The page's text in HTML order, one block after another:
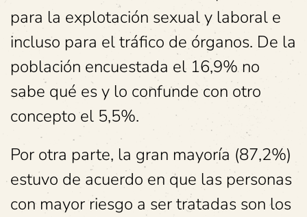
para la explotación sexual y laboral e
incluso para el tráfico de órganos. De la
población encuestada el 16,9% no
sabe qué es y lo confunde con otro
concepto el 5,5%.
Por otra parte, la gran mayoría (87,2%)
estuvo de acuerdo en que las personas
con mayor riesgo a ser tratadas son los